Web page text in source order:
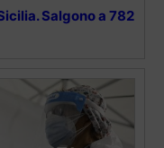
Salgono a 782